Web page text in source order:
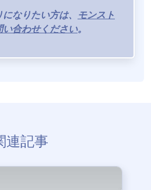
なりたい方は、 モンスト
い合わせください。
連記事